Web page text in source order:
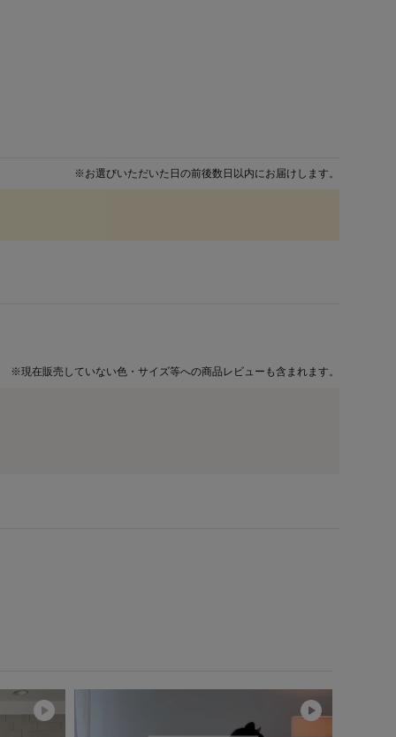
※ お選びいただいた日の前後数日以内にお届けします。
※現在販売していない色・サイズ等への商品レビューも含まれます。